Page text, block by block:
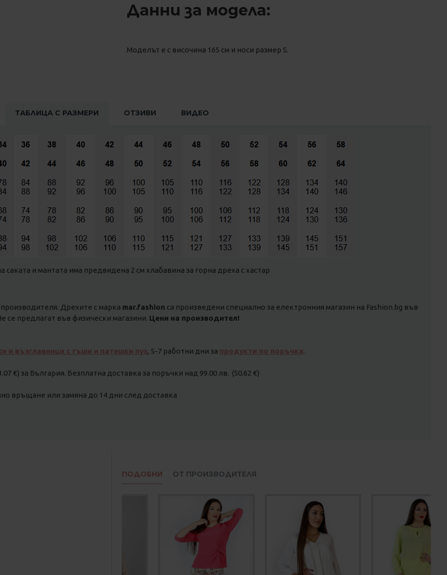
Данни за модела:
Моделът е с височина 165 см и носи размер S.
ТАБЛИЦА С РАЗМЕРИ ОТЗИВИ ВИДЕО
саката и мантата има предвидена 2 см хлабавина за горна дреха с хастар
Дрехите с марка mar.fashion са произведени специално за електронния магазин на Fashion.bg във
се предлагат във физически магазини. Цени на производител!
и възглавници с гъши и патешки пух, 5-7 работни дни за продукти по поръчка.
€) за България. Безплатна доставка за поръчки над 99.00 лв. (50.62 €)
връщане или замяна до 14 дни след доставка
ПОДОБНИ ОТ ПРОИЗВОДИТЕЛЯ